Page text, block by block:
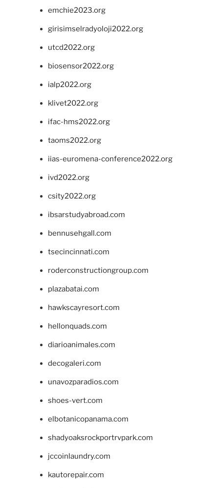
emchie2023.org
girisimselradyoloji2022.org
utcd2022.org
biosensor2022.org
ialp2022.org
klivet2022.org
ifac-hms2022.org
taoms2022.org
iias-euromena-conference2022.org
ivd2022.org
csity2022.org
ibsarstudyabroad.com
bennusehgall.com
tsecincinnati.com
roderconstructiongroup.com
plazabatai.com
hawkscayresort.com
hellonquads.com
diarioanimales.com
decogaleri.com
unavozparadios.com
shoes-vert.com
elbotanicopanama.com
shadyoaksrockportrvpark.com
jccoinlaundry.com
kautorepair.com